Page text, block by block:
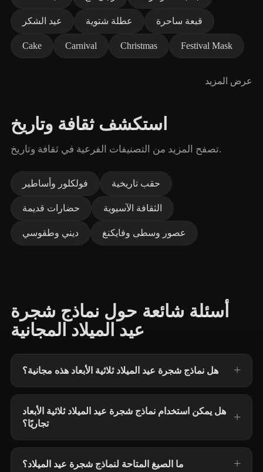
عيد الشكر عطلة شتوية قبعة ساحرة
Cake Carnival Christmas Festival Mask
عرض المزيد
استكشف ثقافة وتاريخ
تصفح المزيد من التصنيفات الفرعية في ثقافة وتاريخ.
فولكلور وأساطير حقب تاريخية
حضارات قديمة الثقافة الآسيوية
ديني وطقوسي عصور وسطى وفايكنغ
أسئلة شائعة حول نماذج شجرة
عيد الميلاد المجانية
هل نماذج شجرة عيد الميلاد ثلاثية الأبعاد هذه مجانية؟
هل يمكن استخدام نماذج شجرة عيد الميلاد ثلاثية الأبعاد
تجاريًا؟
ما الصيغ المتاحة لنماذج شجرة عيد الميلاد؟